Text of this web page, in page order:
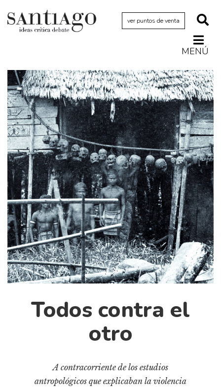
ver puntos de venta
MENÚ
Actualidad
Archivo Cenfoto-UDP
Arquetipos de situación
Artes visuales
Ciencia
Cine y televisión
Ciudad
Cómics
Críticas
Cultura
Diccionario portátil de la literatura chilena
Documentos
Fragmentos
Gran reserva
Historia
Historia material de los libros
Libros usados
Literatura
Todos contra el
otro
A contracorriente de los estudios
antropológicos que explicaban la violencia